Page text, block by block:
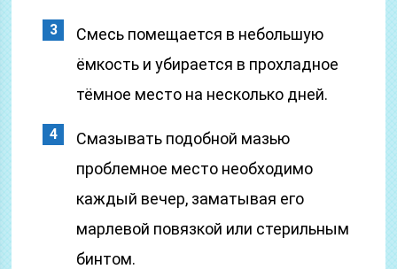
Смесь помещается в небольшую
ёмкость и убирается в прохладное
тёмное место на несколько дней.
Смазывать подобной мазью
проблемное место необходимо
каждый вечер, заматывая его
марлевой повязкой или стерильным
бинтом.